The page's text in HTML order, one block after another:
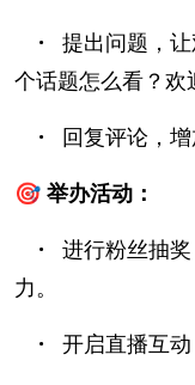
·
提出问题，
个话题怎么看？欢
·
回复评论，
🎯 举办活动：
·
进行粉丝抽
力。
·
开启直播互动